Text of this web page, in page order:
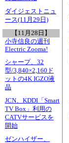
ダイジェストニュ
ース(11月29日)
【11月28日】
小寺信良の週刊
Electric Zooma!
シャープ、32
型/3,840×2,160ド
ットの4K IGZO液
晶
JCN、KDDI「Smart
TV Box」利用の
CATVサービスを
開始
ゼンハイザー、